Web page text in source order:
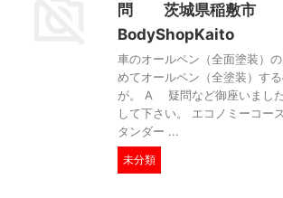
問 茨城県稲敷市
BodyShopKaito
車のオールペン（全面塗装）
めてオールペン（全塗装）す
が。 A 疑問など御座いまし
して下さい。 エコノミーコー
タンダー ...
未分類